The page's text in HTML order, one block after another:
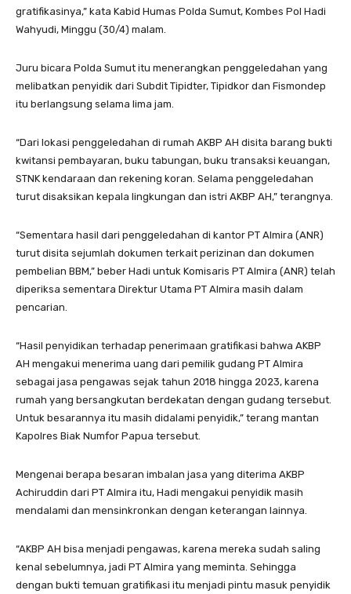
gratifikasinya,” kata Kabid Humas Polda Sumut, Kombes Pol Hadi
Wahyudi, Minggu (30/4) malam.
Juru bicara Polda Sumut itu menerangkan penggeledahan yang
melibatkan penyidik dari Subdit Tipidter, Tipidkor dan Fismondep
itu berlangsung selama lima jam.
“Dari lokasi penggeledahan di rumah AKBP AH disita barang bukti
kwitansi pembayaran, buku tabungan, buku transaksi keuangan,
STNK kendaraan dan rekening koran. Selama penggeledahan
turut disaksikan kepala lingkungan dan istri AKBP AH,” terangnya.
“Sementara hasil dari penggeledahan di kantor PT Almira (ANR)
turut disita sejumlah dokumen terkait perizinan dan dokumen
pembelian BBM,” beber Hadi untuk Komisaris PT Almira (ANR) telah
diperiksa sementara Direktur Utama PT Almira masih dalam
pencarian.
“Hasil penyidikan terhadap penerimaan gratifikasi bahwa AKBP
AH mengakui menerima uang dari pemilik gudang PT Almira
sebagai jasa pengawas sejak tahun 2018 hingga 2023, karena
rumah yang bersangkutan berdekatan dengan gudang tersebut.
Untuk besarannya itu masih didalami penyidik,” terang mantan
Kapolres Biak Numfor Papua tersebut.
Mengenai berapa besaran imbalan jasa yang diterima AKBP
Achiruddin dari PT Almira itu, Hadi mengakui penyidik masih
mendalami dan mensinkronkan dengan keterangan lainnya.
“AKBP AH bisa menjadi pengawas, karena mereka sudah saling
kenal sebelumnya, jadi PT Almira yang meminta. Sehingga
dengan bukti temuan gratifikasi itu menjadi pintu masuk penyidik